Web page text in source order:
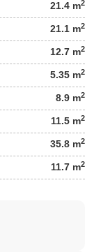
21.4 m2
21.1 m2
12.7 m2
5.35 m2
8.9 m2
11.5 m2
35.8 m2
11.7 m2